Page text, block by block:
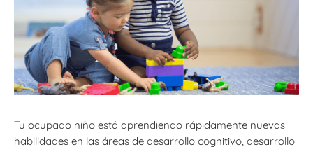
Tu ocupado niño está aprendiendo rápidamente nuevas
habilidades en las áreas de desarrollo cognitivo, desarrollo